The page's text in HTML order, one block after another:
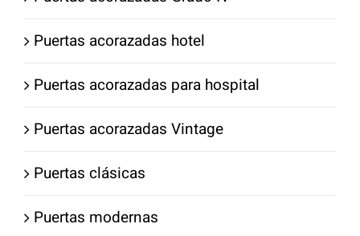
Puertas acorazadas hotel
Puertas acorazadas para hospital
Puertas acorazadas Vintage
Puertas clásicas
Puertas modernas